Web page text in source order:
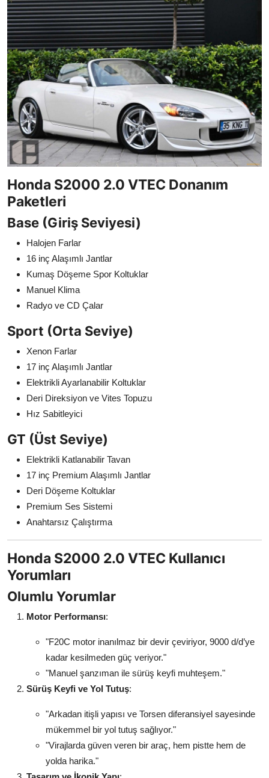
Honda S2000 2.0 VTEC Donanım
Paketleri
Base (Giriş Seviyesi)
Halojen Farlar
16 inç Alaşımlı Jantlar
Kumaş Döşeme Spor Koltuklar
Manuel Klima
Radyo ve CD Çalar
Sport (Orta Seviye)
Xenon Farlar
17 inç Alaşımlı Jantlar
Elektrikli Ayarlanabilir Koltuklar
Deri Direksiyon ve Vites Topuzu
Hız Sabitleyici
GT (Üst Seviye)
Elektrikli Katlanabilir Tavan
17 inç Premium Alaşımlı Jantlar
Deri Döşeme Koltuklar
Premium Ses Sistemi
Anahtarsız Çalıştırma
Honda S2000 2.0 VTEC Kullanıcı
Yorumları
Olumlu Yorumlar
Motor Performansı:
"F20C motor inanılmaz bir devir çeviriyor, 9000 d/d’ye
kadar kesilmeden güç veriyor."
"Manuel şanzıman ile sürüş keyfi muhteşem."
Sürüş Keyfi ve Yol Tutuş:
"Arkadan itişli yapısı ve Torsen diferansiyel sayesinde
mükemmel bir yol tutuş sağlıyor."
"Virajlarda güven veren bir araç, hem pistte hem de
yolda harika."